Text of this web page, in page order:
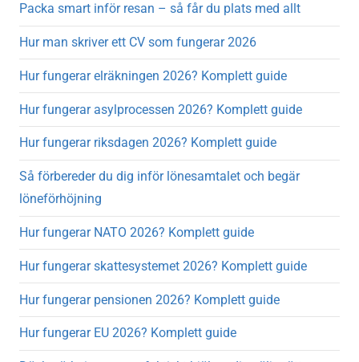
Packa smart inför resan – så får du plats med allt
Hur man skriver ett CV som fungerar 2026
Hur fungerar elräkningen 2026? Komplett guide
Hur fungerar asylprocessen 2026? Komplett guide
Hur fungerar riksdagen 2026? Komplett guide
Så förbereder du dig inför lönesamtalet och begär
löneförhöjning
Hur fungerar NATO 2026? Komplett guide
Hur fungerar skattesystemet 2026? Komplett guide
Hur fungerar pensionen 2026? Komplett guide
Hur fungerar EU 2026? Komplett guide